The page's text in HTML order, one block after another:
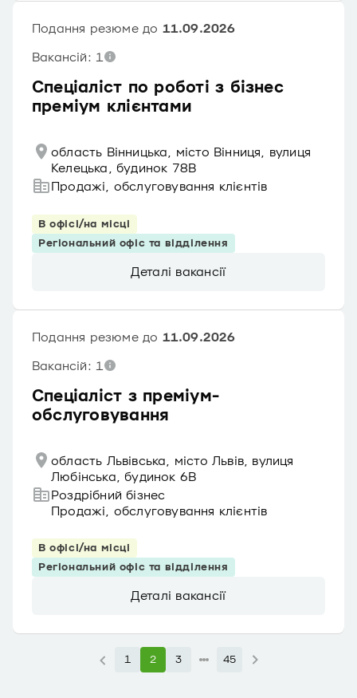
Спеціаліст по роботі з бізнес
преміум клієнтами
Подання резюме до 11.09.2026
Вакансій: 1
область Вінницька, місто Вінниця, вулиця
Келецька, будинок 78В
Продажі, обслуговування клієнтів
В офісі/на місці
Регіональний офіс та відділення
Деталі вакансії
Спеціаліст з преміум-
обслуговування
Подання резюме до 11.09.2026
Вакансій: 1
область Львівська, місто Львів, вулиця
Любінська, будинок 6В
Роздрібний бізнес
Продажі, обслуговування клієнтів
В офісі/на місці
Регіональний офіс та відділення
Деталі вакансії
1 2 3 45